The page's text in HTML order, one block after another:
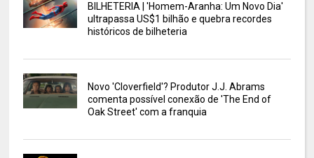
BILHETERIA | 'Homem-Aranha: Um Novo Dia'
ultrapassa US$1 bilhão e quebra recordes
históricos de bilheteria
Novo 'Cloverfield'? Produtor J.J. Abrams
comenta possível conexão de 'The End of
Oak Street' com a franquia